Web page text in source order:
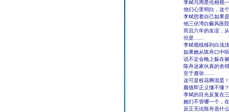
李斌与周星伦相视
他们心里明白，这
李斌想着自己如果
他三伏湾白癜风医
而且六年的友谊，
但是……
李斌视线移到白浅
如果她从陈舟口中
说不定会晚上躲在
陈舟这家伙真的舍
至于鹿弥……
这可是校花啊混蛋
颜值即正义懂不懂
李斌的目光反复在
她们不管哪一个，
反正无论陈舟选什